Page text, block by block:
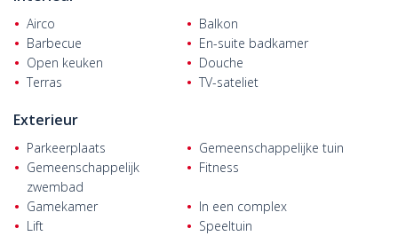
1,2 km van het winkelcentrum, 1,3 km van het strand, 3 km van
het centrum van Alanya en 35 km van de luchthaven Gazipaşa.
Airco
Balkon
Barbecue
En-suite badkamer
Open keuken
Douche
Terras
TV-sateliet
Exterieur
Parkeerplaats
Gemeenschappelijke tuin
Gemeenschappelijk
zwembad
Fitness
Gamekamer
In een complex
Lift
Speeltuin